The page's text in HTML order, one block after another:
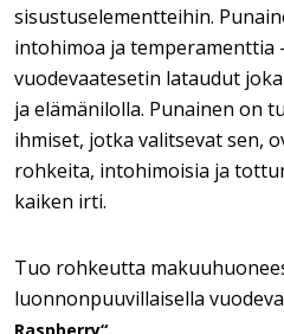
sisustuselementteihin.
intohimoa ja temperamenttia
vuodevaatesetin lataudut
ja elämänilolla. Punainen on
ihmiset, jotka valitsevat sen,
rohkeita, intohimoisia ja
kaiken irti.
Tuo rohkeutta
luonnonpuuvillaisella